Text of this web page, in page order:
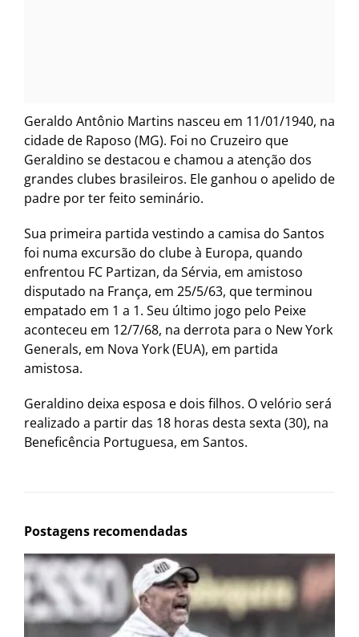
Geraldo Antônio Martins nasceu em 11/01/1940, na
cidade de Raposo (MG). Foi no Cruzeiro que
Geraldino se destacou e chamou a atenção dos
grandes clubes brasileiros. Ele ganhou o apelido de
padre por ter feito seminário.
Sua primeira partida vestindo a camisa do Santos
foi numa excursão do clube à Europa, quando
enfrentou FC Partizan, da Sérvia, em amistoso
disputado na França, em 25/5/63, que terminou
empatado em 1 a 1. Seu último jogo pelo Peixe
aconteceu em 12/7/68, na derrota para o New York
Generals, em Nova York (EUA), em partida
amistosa.
Geraldino deixa esposa e dois filhos. O velório será
realizado a partir das 18 horas desta sexta (30), na
Beneficência Portuguesa, em Santos.
Postagens recomendadas